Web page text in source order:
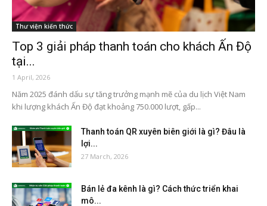
Thư viện kiến thức
Top 3 giải pháp thanh toán cho khách Ấn Độ
tại...
1 April, 2026
Năm 2025 đánh dấu sự tăng trưởng mạnh mẽ của du lịch Việt Nam
khi lượng khách Ấn Độ đạt khoảng 750.000 lượt, gấp...
Thanh toán QR xuyên biên giới là gì? Đâu là
lợi...
27 March, 2026
Bán lẻ đa kênh là gì? Cách thức triển khai
mô...